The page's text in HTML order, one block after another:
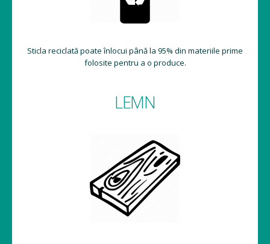
Sticla reciclată poate înlocui până la 95% din materiile prime
folosite pentru a o produce.
LEMN